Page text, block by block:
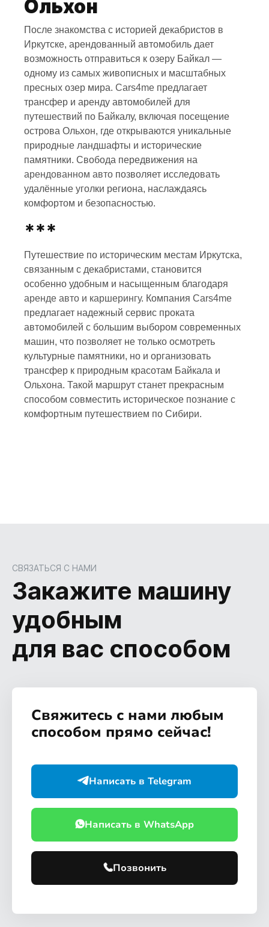
Ольхон
После знакомства с историей декабристов в
Иркутске, арендованный автомобиль дает
возможность отправиться к озеру Байкал —
одному из самых живописных и масштабных
пресных озер мира. Cars4me предлагает
трансфер и аренду автомобилей для
путешествий по Байкалу, включая посещение
острова Ольхон, где открываются уникальные
природные ландшафты и исторические
памятники. Свобода передвижения на
арендованном авто позволяет исследовать
удалённые уголки региона, наслаждаясь
комфортом и безопасностью.
***
Путешествие по историческим местам Иркутска,
связанным с декабристами, становится
особенно удобным и насыщенным благодаря
аренде авто и каршерингу. Компания Cars4me
предлагает надежный сервис проката
автомобилей с большим выбором современных
машин, что позволяет не только осмотреть
культурные памятники, но и организовать
трансфер к природным красотам Байкала и
Ольхона. Такой маршрут станет прекрасным
способом совместить историческое познание с
комфортным путешествием по Сибири.
СВЯЗАТЬСЯ С НАМИ
Закажите машину
удобным
для вас способом
Свяжитесь с нами любым
способом прямо сейчас!
Написать в Telegram
Написать в WhatsApp
Позвонить